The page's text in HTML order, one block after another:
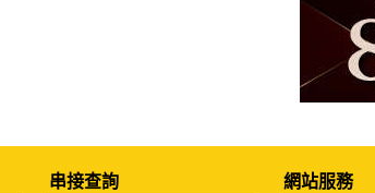
串接查詢 網站服務